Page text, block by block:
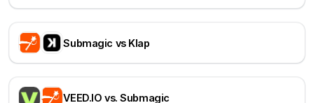
Submagic vs Klap
VEED.IO vs. Submagic